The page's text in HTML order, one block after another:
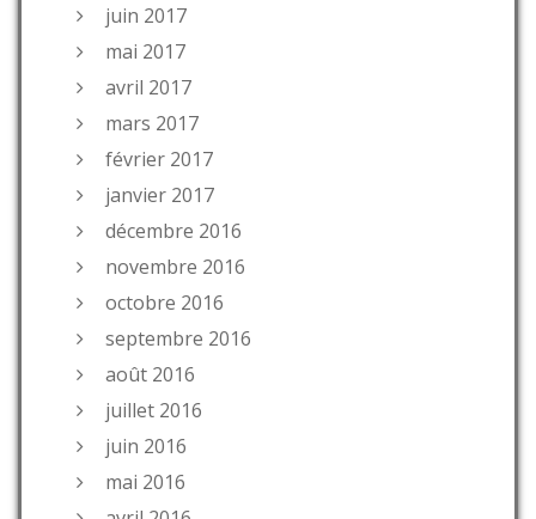
juin 2017
mai 2017
avril 2017
mars 2017
février 2017
janvier 2017
décembre 2016
novembre 2016
octobre 2016
septembre 2016
août 2016
juillet 2016
juin 2016
mai 2016